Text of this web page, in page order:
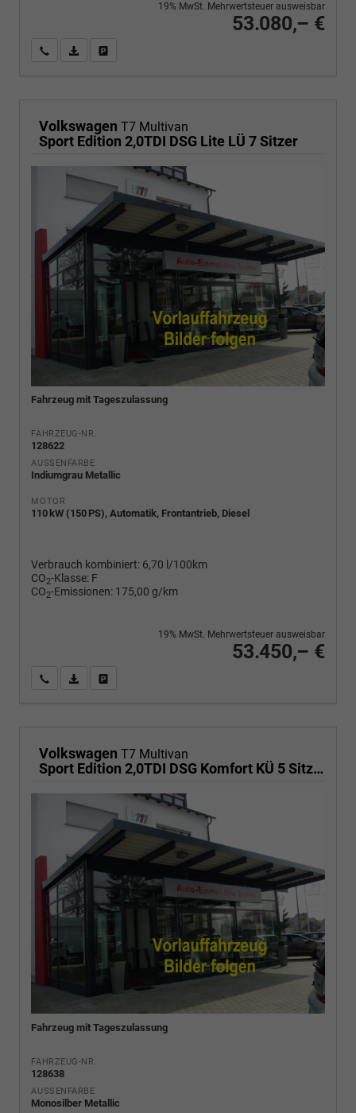
53.080,– €
19% MwSt. Mehrwertsteuer ausweisbar
Wir rufen Sie anPDF-Fahrzeugexposé drucken
Volkswagen T7 Multivan
Sport Edition 2,0TDI DSG Lite LÜ 7 Sitzer
Fahrzeug mit Tageszulassung
FAHRZEUG-NR.
128622
AUSSENFARBE
Indiumgrau Metallic
MOTOR
110 kW (150 PS), Automatik, Frontantrieb, Diesel
Verbrauch kombiniert: 6,70 l/100km
CO2-Klasse: F
CO2-Emissionen: 175,00 g/km
53.450,– €
19% MwSt. Mehrwertsteuer ausweisbar
Wir rufen Sie anPDF-Fahrzeugexposé drucken
Volkswagen T7 Multivan
Sport Edition 2,0TDI DSG Komfort KÜ 5 Sitzer
Fahrzeug mit Tageszulassung
FAHRZEUG-NR.
128638
AUSSENFARBE
Monosilber Metallic